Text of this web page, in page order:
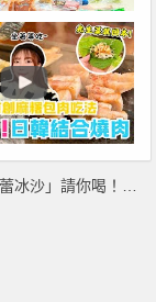
、黑松露秋季鹹食新品上市！